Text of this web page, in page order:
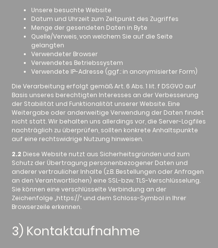
Unsere besuchte Website
Datum und Uhrzeit zum Zeitpunkt des Zugriffes
Menge der gesendeten Daten in Byte
Quelle/Verweis, von welchem Sie auf die Seite
gelangten
Verwendeter Browser
Verwendetes Betriebssystem
Verwendete IP-Adresse (ggf.: in anonymisierter Form)
Die Verarbeitung erfolgt gemäß Art. 6 Abs. 1 lit. f DSGVO auf
Basis unseres berechtigten Interesses an der Verbesserung
der Stabilität und Funktionalität unserer Website. Eine
Weitergabe oder anderweitige Verwendung der Daten findet
nicht statt. Wir behalten uns allerdings vor, die Server-Logfiles
nachträglich zu überprüfen, sollten konkrete Anhaltspunkte
auf eine rechtswidrige Nutzung hinweisen.
2.2 Diese Website nutzt aus Sicherheitsgründen und zum
Schutz der Übertragung personenbezogener Daten und
anderer vertraulicher Inhalte (z.B. Bestellungen oder Anfragen
an den Verantwortlichen) eine SSL-bzw. TLS-Verschlüsselung.
Sie können eine verschlüsselte Verbindung an der
Zeichenfolge „https://“ und dem Schloss-Symbol in Ihrer
Browserzeile erkennen.
3) Kontaktaufnahme